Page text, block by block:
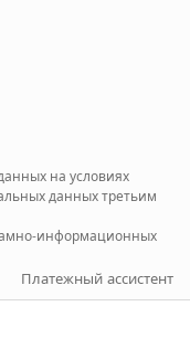
на условиях
данных третьим
информационных
Платежный ассистент